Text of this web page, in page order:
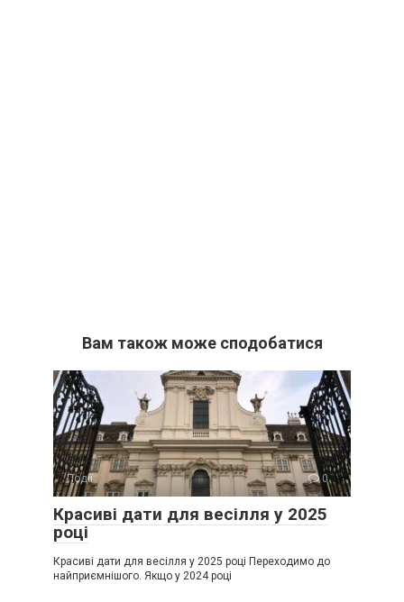
Вам також може сподобатися
Події 0
Красиві дати для весілля у 2025
році
Красиві дати для весілля у 2025 році Переходимо до
найприємнішого. Якщо у 2024 році